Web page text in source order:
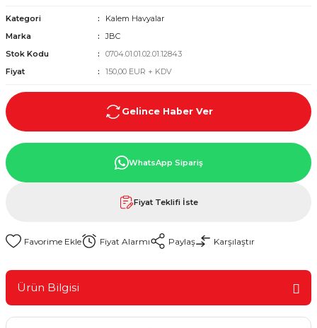
Kategori
Kalem Havyalar
Marka
JBC
Stok Kodu
0704.01.01.02.01.12843
Fiyat
150,00 EUR + KDV
Gelince Haber Ver
WhatsApp Sipariş
Fiyat Teklifi İste
Fiyat Alarmı Paylaş Karşılaştır
Ürün Bilgisi